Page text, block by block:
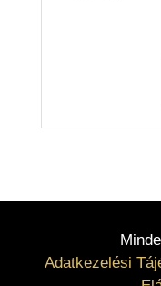
Adatkezelési